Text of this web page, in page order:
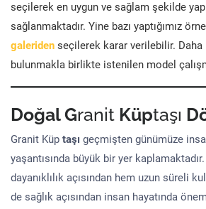
seçilerek en uygun ve sağlam şekilde
sağlanmaktadır. Yine bazı yaptığımız
galeriden seçilerek karar verilebilir.
bulunmakla birlikte istenilen model
Doğal Granit Küptaşı
Granit Küp taşı geçmişten günümüze
yaşantısında büyük bir yer kaplamaktadır.
dayanıklılık açısından hem uzun süreli
de sağlık açısından insan hayatında